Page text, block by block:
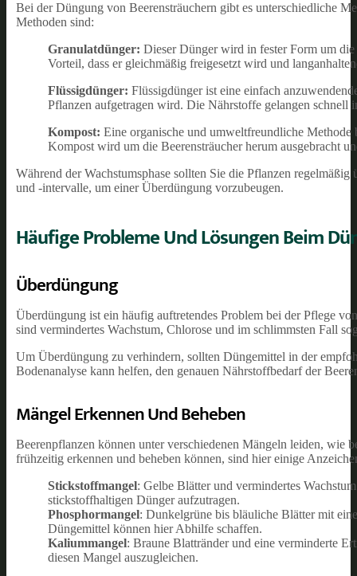
Bei der Düngung von Beerensträuchern gibt es unterschiedliche
Methoden sind:
Granulatdünger: Dieser Dünger wird in fester Form um
Vorteil, dass er gleichmäßig freigesetzt wird und
Flüssigdünger: Flüssigdünger ist eine einfach
Pflanzen aufgetragen wird. Die Nährstoffe gelangen schnell
Kompost: Eine organische und umweltfreundliche
Kompost wird um die Beerensträucher herum ausgebracht
Während der Wachstumsphase sollten Sie die Pflanzen
und -intervalle, um einer Überdüngung vorzubeugen.
Häufige Probleme Und Lösungen Beim
Überdüngung
Überdüngung ist ein häufig auftretendes Problem bei der Pflege
sind vermindertes Wachstum, Chlorose und im schlimmsten Fall
Um Überdüngung zu verhindern, sollten Düngemittel in der
Bodenanalyse kann helfen, den genauen Nährstoffbedarf der
Mängel Erkennen Und Beheben
Beerenpflanzen können unter verschiedenen Mängeln leiden, wie
frühzeitig erkennen und beheben können, sind hier einige
Stickstoffmangel: Gelbe Blätter und vermindertes
stickstoffhaltigen Dünger aufzutragen.
Phosphormangel: Dunkelgrüne bis bläuliche Blätter mit
Düngemittel können hier Abhilfe schaffen.
Kaliummangel: Braune Blattränder und eine verminderte
diesen Mangel auszugleichen.